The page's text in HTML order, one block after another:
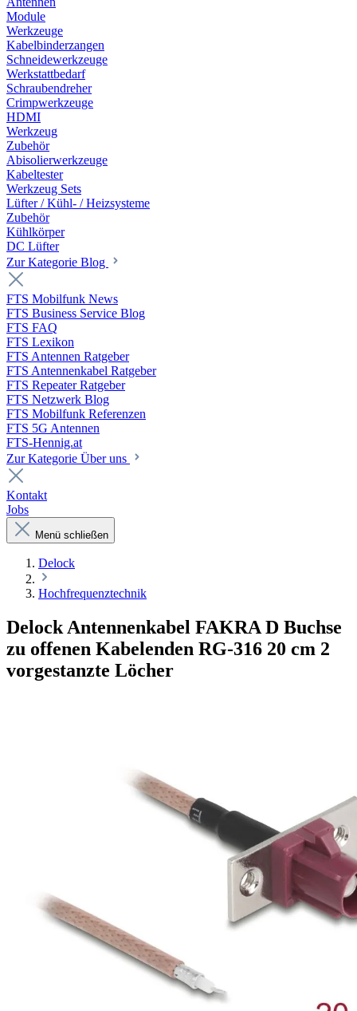
Module
Werkzeuge
Kabelbinderzangen
Schneidewerkzeuge
Werkstattbedarf
Schraubendreher
Crimpwerkzeuge
HDMI
Werkzeug
Zubehör
Abisolierwerkzeuge
Kabeltester
Werkzeug Sets
Lüfter / Kühl- / Heizsysteme
Zubehör
Kühlkörper
DC Lüfter
Zur Kategorie Blog
FTS Mobilfunk News
FTS Business Service Blog
FTS FAQ
FTS Lexikon
FTS Antennen Ratgeber
FTS Antennenkabel Ratgeber
FTS Repeater Ratgeber
FTS Netzwerk Blog
FTS Mobilfunk Referenzen
FTS 5G Antennen
FTS-Hennig.at
Zur Kategorie Über uns
Kontakt
Jobs
Menü schließen
Delock
Hochfrequenztechnik
Delock Antennenkabel FAKRA D Buchse
zu offenen Kabelenden RG-316 20 cm 2
vorgestanzte Löcher